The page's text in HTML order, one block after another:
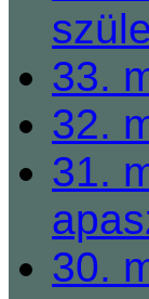
33.
32.
31.
30.